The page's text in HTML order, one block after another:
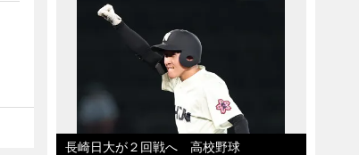
長崎日大が２回戦へ 高校野球